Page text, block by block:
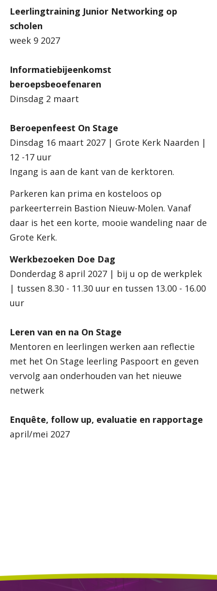
Leerlingtraining Junior Networking op
scholen
week 9 2027
Informatiebijeenkomst
beroepsbeoefenaren
Dinsdag 2 maart
Beroepenfeest On Stage
Dinsdag 16 maart 2027 | Grote Kerk Naarden |
12 -17 uur
Ingang is aan de kant van de kerktoren.
Parkeren kan prima en kosteloos op
parkeerterrein Bastion Nieuw-Molen. Vanaf
daar is het een korte, mooie wandeling naar de
Grote Kerk.
Werkbezoeken Doe Dag
Donderdag 8 april 2027 | bij u op de werkplek
| tussen 8.30 - 11.30 uur en tussen 13.00 - 16.00
uur
Leren van en na On Stage
Mentoren en leerlingen werken aan reflectie
met het On Stage leerling Paspoort en geven
vervolg aan onderhouden van het nieuwe
netwerk
Enquête, follow up, evaluatie en rapportage
april/mei 2027